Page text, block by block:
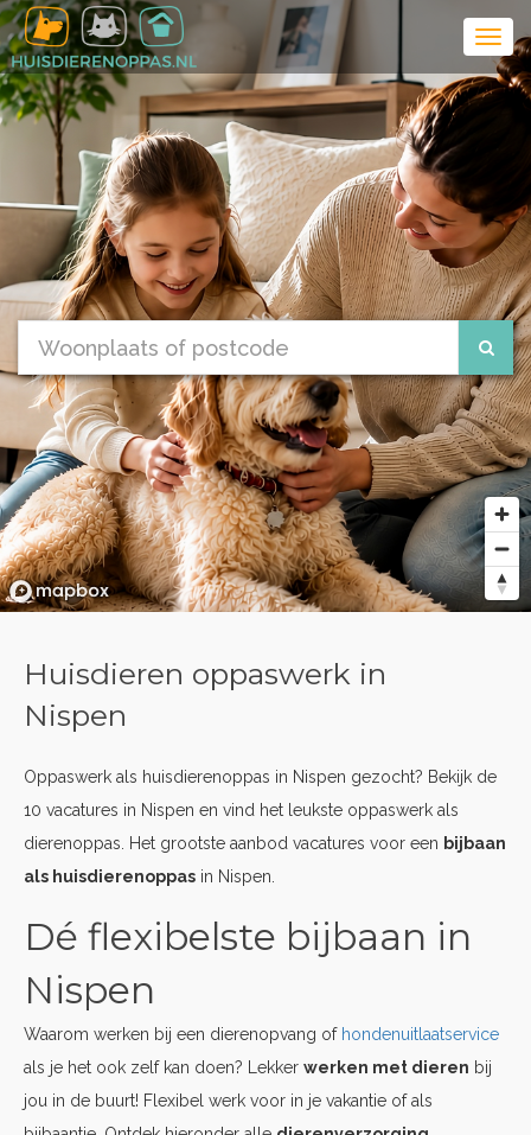
Huisdieren oppaswerk in
Nispen
Oppaswerk als huisdierenoppas in Nispen gezocht? Bekijk de
10 vacatures in Nispen en vind het leukste oppaswerk als
dierenoppas. Het grootste aanbod vacatures voor een bijbaan
als huisdierenoppas in Nispen.
Dé flexibelste bijbaan in
Nispen
Waarom werken bij een dierenopvang of hondenuitlaatservice
als je het ook zelf kan doen? Lekker werken met dieren bij
jou in de buurt! Flexibel werk voor in je vakantie of als